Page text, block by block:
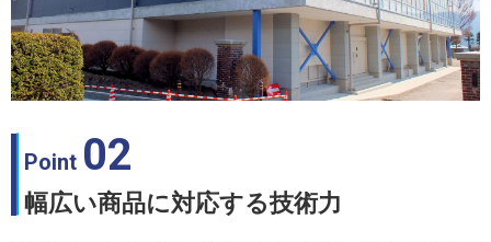
Point 02
幅広い商品に対応する技術力